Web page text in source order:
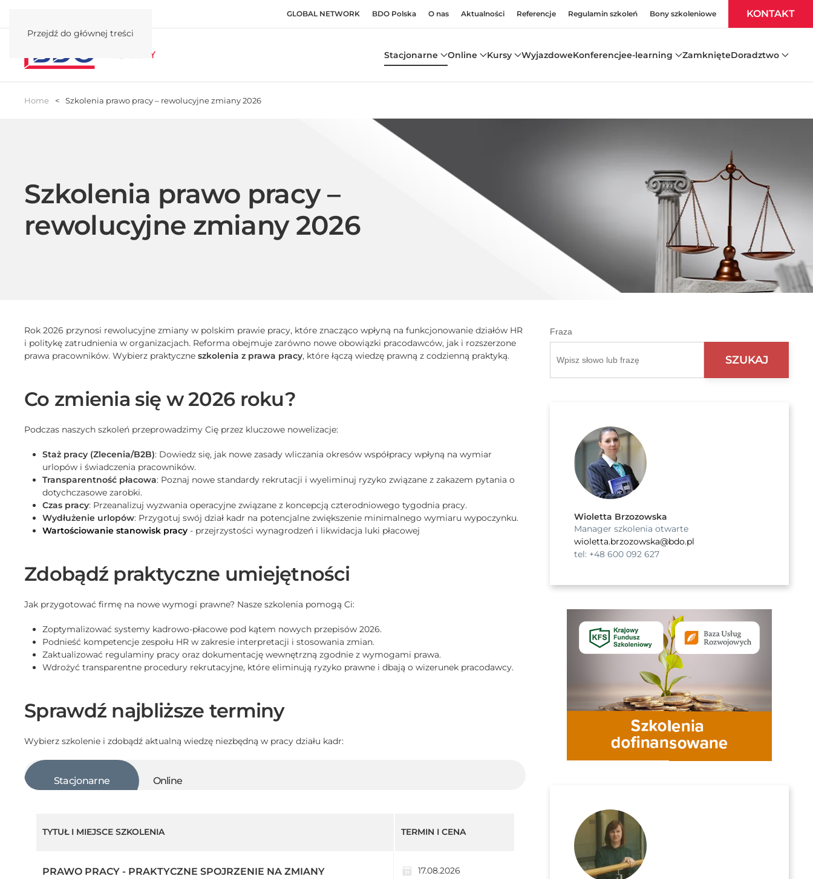
Przejdź do głównej treści
GLOBAL NETWORK BDO Polska O nas Aktualności Referencje Regulamin szkoleń Bony szkoleniowe KONTAKT
Stacjonarne Online Kursy WyjazdoweKonferencjee-learning ZamknięteDoradztwo
Home Szkolenia prawo pracy – rewolucyjne zmiany 2026
Szkolenia prawo pracy –
rewolucyjne zmiany 2026
Rok 2026 przynosi rewolucyjne zmiany w polskim prawie pracy, które znacząco wpłyną na funkcjonowanie działów HR
i politykę zatrudnienia w organizacjach. Reforma obejmuje zarówno nowe obowiązki pracodawców, jak i rozszerzone
prawa pracowników. Wybierz praktyczne szkolenia z prawa pracy, które łączą wiedzę prawną z codzienną praktyką.
Co zmienia się w 2026 roku?
Podczas naszych szkoleń przeprowadzimy Cię przez kluczowe nowelizacje:
Staż pracy (Zlecenia/B2B): Dowiedz się, jak nowe zasady wliczania okresów współpracy wpłyną na wymiar
urlopów i świadczenia pracowników.
Transparentność płacowa: Poznaj nowe standardy rekrutacji i wyeliminuj ryzyko związane z zakazem pytania o
dotychczasowe zarobki.
Czas pracy: Przeanalizuj wyzwania operacyjne związane z koncepcją czterodniowego tygodnia pracy.
Wydłużenie urlopów: Przygotuj swój dział kadr na potencjalne zwiększenie minimalnego wymiaru wypoczynku.
Wartościowanie stanowisk pracy - przejrzystości wynagrodzeń i likwidacja luki płacowej
Zdobądź praktyczne umiejętności
Jak przygotować firmę na nowe wymogi prawne? Nasze szkolenia pomogą Ci:
Zoptymalizować systemy kadrowo-płacowe pod kątem nowych przepisów 2026.
Podnieść kompetencje zespołu HR w zakresie interpretacji i stosowania zmian.
Zaktualizować regulaminy pracy oraz dokumentację wewnętrzną zgodnie z wymogami prawa.
Wdrożyć transparentne procedury rekrutacyjne, które eliminują ryzyko prawne i dbają o wizerunek pracodawcy.
Sprawdź najbliższe terminy
Wybierz szkolenie i zdobądź aktualną wiedzę niezbędną w pracy działu kadr:
Stacjonarne Online
TYTUŁ I MIEJSCE SZKOLENIA TERMIN I CENA
PRAWO PRACY - PRAKTYCZNE SPOJRZENIE NA ZMIANY
17.08.2026
Fraza
Wioletta Brzozowska
Manager szkolenia otwarte
wioletta.brzozowska@bdo.pl
tel: +48 600 092 627